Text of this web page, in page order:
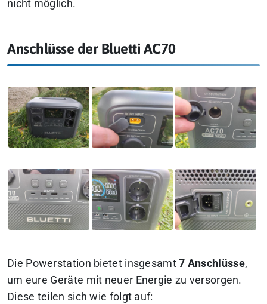
nicht möglich.
Anschlüsse der Bluetti AC70
Die Powerstation bietet insgesamt7 Anschlüsse,
um eure Geräte mit neuer Energie zu versorgen.
Diese teilen sich wie folgt auf: